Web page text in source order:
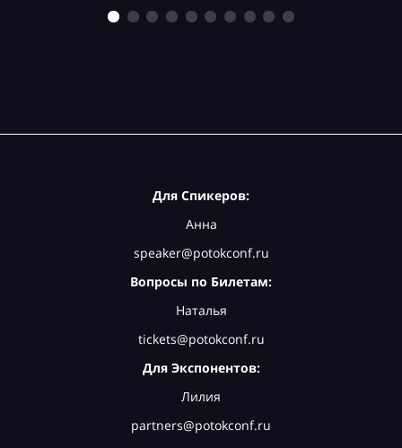
Для Спикеров:
Анна
speaker@potokconf.ru
Вопросы по Билетам:
Наталья
tickets@potokconf.ru
Для Экспонентов:
Лилия
partners@potokconf.ru